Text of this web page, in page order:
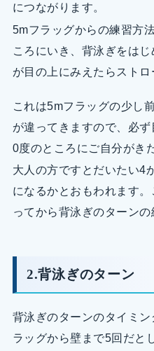
につながります。
5mフラッグからの練習方
ころにいき、背泳ぎをは
が目の上にみえたらストロ
これは5mフラッグの少し
が違ってきますので、必
0度のところにご自分がき
大人の方ですとだいたい4
になるかとおもわれます
ってから背泳ぎのターンの
2.背泳ぎのターン
背泳ぎのターンのタイミ
ラッグから壁まで5回だと